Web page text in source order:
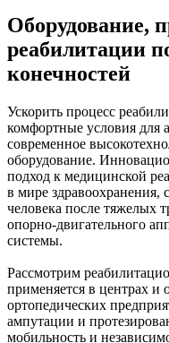
Оборудование,
реабилитации
конечностей
Ускорить процесс
комфортные условия для
современное
оборудование.
подход к медицинской
в мире здравоохранения,
человека после тяжелых
опорно-двигательного
системы.
Рассмотрим
применяется в центрах и
ортопедических
ампутации и
мобильность и